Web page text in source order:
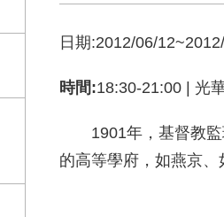
日期:2012/06/
時間:18:30-21:00 | 光
1901年，基督教監
的高等學府，如燕京、